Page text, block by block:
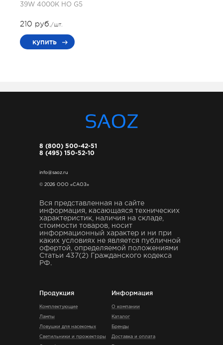
39W 4000K HO G5
210 руб./шт.
купить
8 (800) 500-42-51
8 (495) 150-52-10
info@saoz.ru
© 2026 ООО «САОЗ»
Вся представленная на сайте
информация, касающаяся технических
характеристик, наличия на складе,
стоимости товаров, носит
информационный характер и ни при
каких условиях не является публичной
офертой, определяемой положениями
Статьи 437(2) Гражданского кодекса
РФ.
Продукция
Комплектующие
Лампы
Ловушки для насекомых
Светильники и прожекторы
Информация
О компании
Каталог
Бренды
Доставка и оплата